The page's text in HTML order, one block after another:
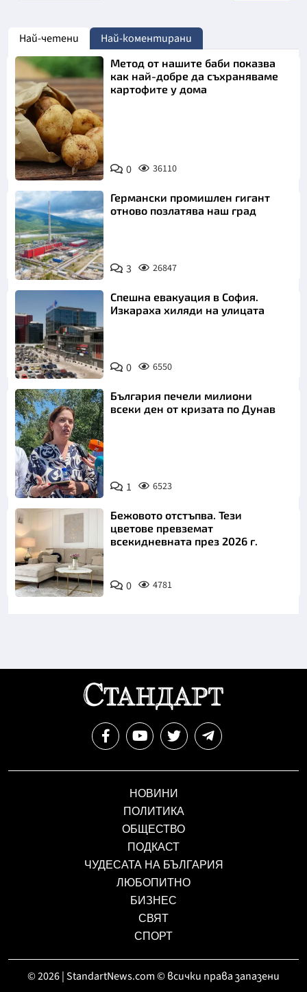
Най-четени Най-коментирани
Снимка:
Пиксабей
Метод от нашите баби показва
как най-добре да съхраняваме
картофите у дома
0 36110
Германски промишлен гигант
отново позлатява наш град
3 26847
Спешна евакуация в София.
Изкараха хиляди на улицата
0 6550
Снимка: БТА
България печели милиони
всеки ден от кризата по Дунав
1 6523
Бежовото отстъпва. Тези
цветове превземат
всекидневната през 2026 г.
0 4781
НОВИНИ
ПОЛИТИКА
ОБЩЕСТВО
ПОДКАСТ
ЧУДЕСАТА НА БЪЛГАРИЯ
ЛЮБОПИТНО
БИЗНЕС
СВЯТ
СПОРТ
© 2026 | StandartNews.com © всички права запазени